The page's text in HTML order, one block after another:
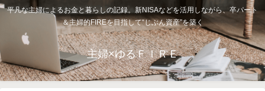
平凡な主婦によるお金と暮らしの記録。新NISAなどを活用しながら、卒パート
＆主婦的FIREを目指して“じぶん資産”を築く
主婦×ゆるＦＩＲＥ